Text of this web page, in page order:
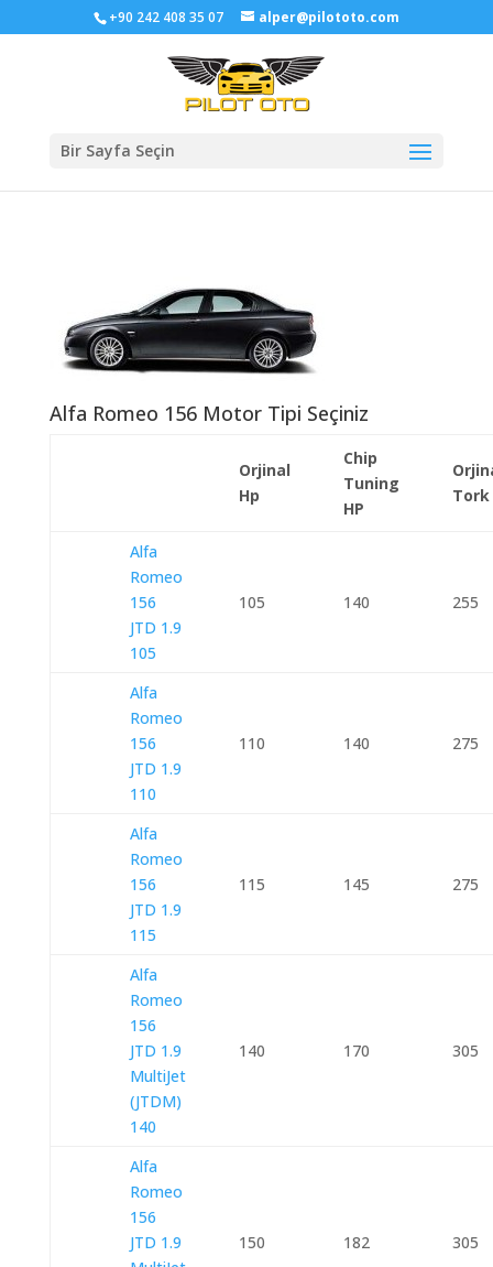
+90 242 408 35 07 alper@pilototo.com
Bir Sayfa Seçin
Alfa Romeo 156 Motor Tipi Seçiniz
Orjinal
Hp
Chip
Tuning
HP
Tork
Alfa
Romeo
156
JTD 1.9
105
105 140 255
Alfa
Romeo
156
JTD 1.9
110
110 140 275
Alfa
Romeo
156
JTD 1.9
115
115 145 275
Alfa
Romeo
156
JTD 1.9
MultiJet
(JTDM)
140
140 170 305
Alfa
Romeo
156
JTD 1.9
150 182 305